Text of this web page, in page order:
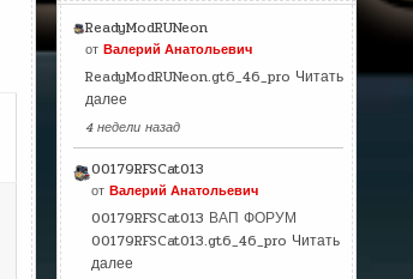
ReadyModRUNeon
от Валерий Анатольевич
ReadyModRUNeon.gt6_46_pro Читать
далее
4 недели назад
00179RFSCat013
от Валерий Анатольевич
00179RFSCat013 ВАП ФОРУМ
00179RFSCat013.gt6_46_pro Читать
далее